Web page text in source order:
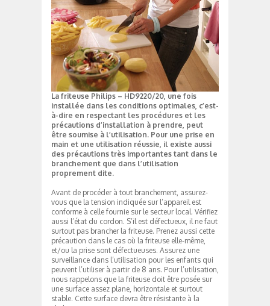
La friteuse Philips – HD9220/20, une fois
installée dans les conditions optimales, c’est-
à-dire en respectant les procédures et les
précautions d’installation à prendre, peut
être soumise à l’utilisation. Pour une prise en
main et une utilisation réussie, il existe aussi
des précautions très importantes tant dans le
branchement que dans l’utilisation
proprement dite.
Avant de procéder à tout branchement, assurez-
vous que la tension indiquée sur l’appareil est
conforme à celle fournie sur le secteur local. Vérifiez
aussi l’état du cordon. S’il est défectueux, il ne faut
surtout pas brancher la friteuse. Prenez aussi cette
précaution dans le cas où la friteuse elle-même,
et/ou la prise sont défectueuses. Assurez une
surveillance dans l’utilisation pour les enfants qui
peuvent l’utiliser à partir de 8 ans. Pour l’utilisation,
nous rappelons que la friteuse doit être posée sur
une surface assez plane, horizontale et surtout
stable. Cette surface devra être résistante à la